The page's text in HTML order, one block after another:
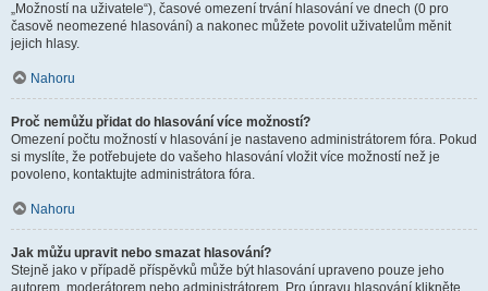
„Možností na uživatele“), časové omezení trvání hlasování ve dnech (0 pro
časově neomezené hlasování) a nakonec můžete povolit uživatelům měnit
jejich hlasy.
Nahoru
Proč nemůžu přidat do hlasování více možností?
Omezení počtu možností v hlasování je nastaveno administrátorem fóra. Pokud
si myslíte, že potřebujete do vašeho hlasování vložit více možností než je
povoleno, kontaktujte administrátora fóra.
Nahoru
Jak můžu upravit nebo smazat hlasování?
Stejně jako v případě příspěvků může být hlasování upraveno pouze jeho
autorem, moderátorem nebo administrátorem. Pro úpravu hlasování klikněte